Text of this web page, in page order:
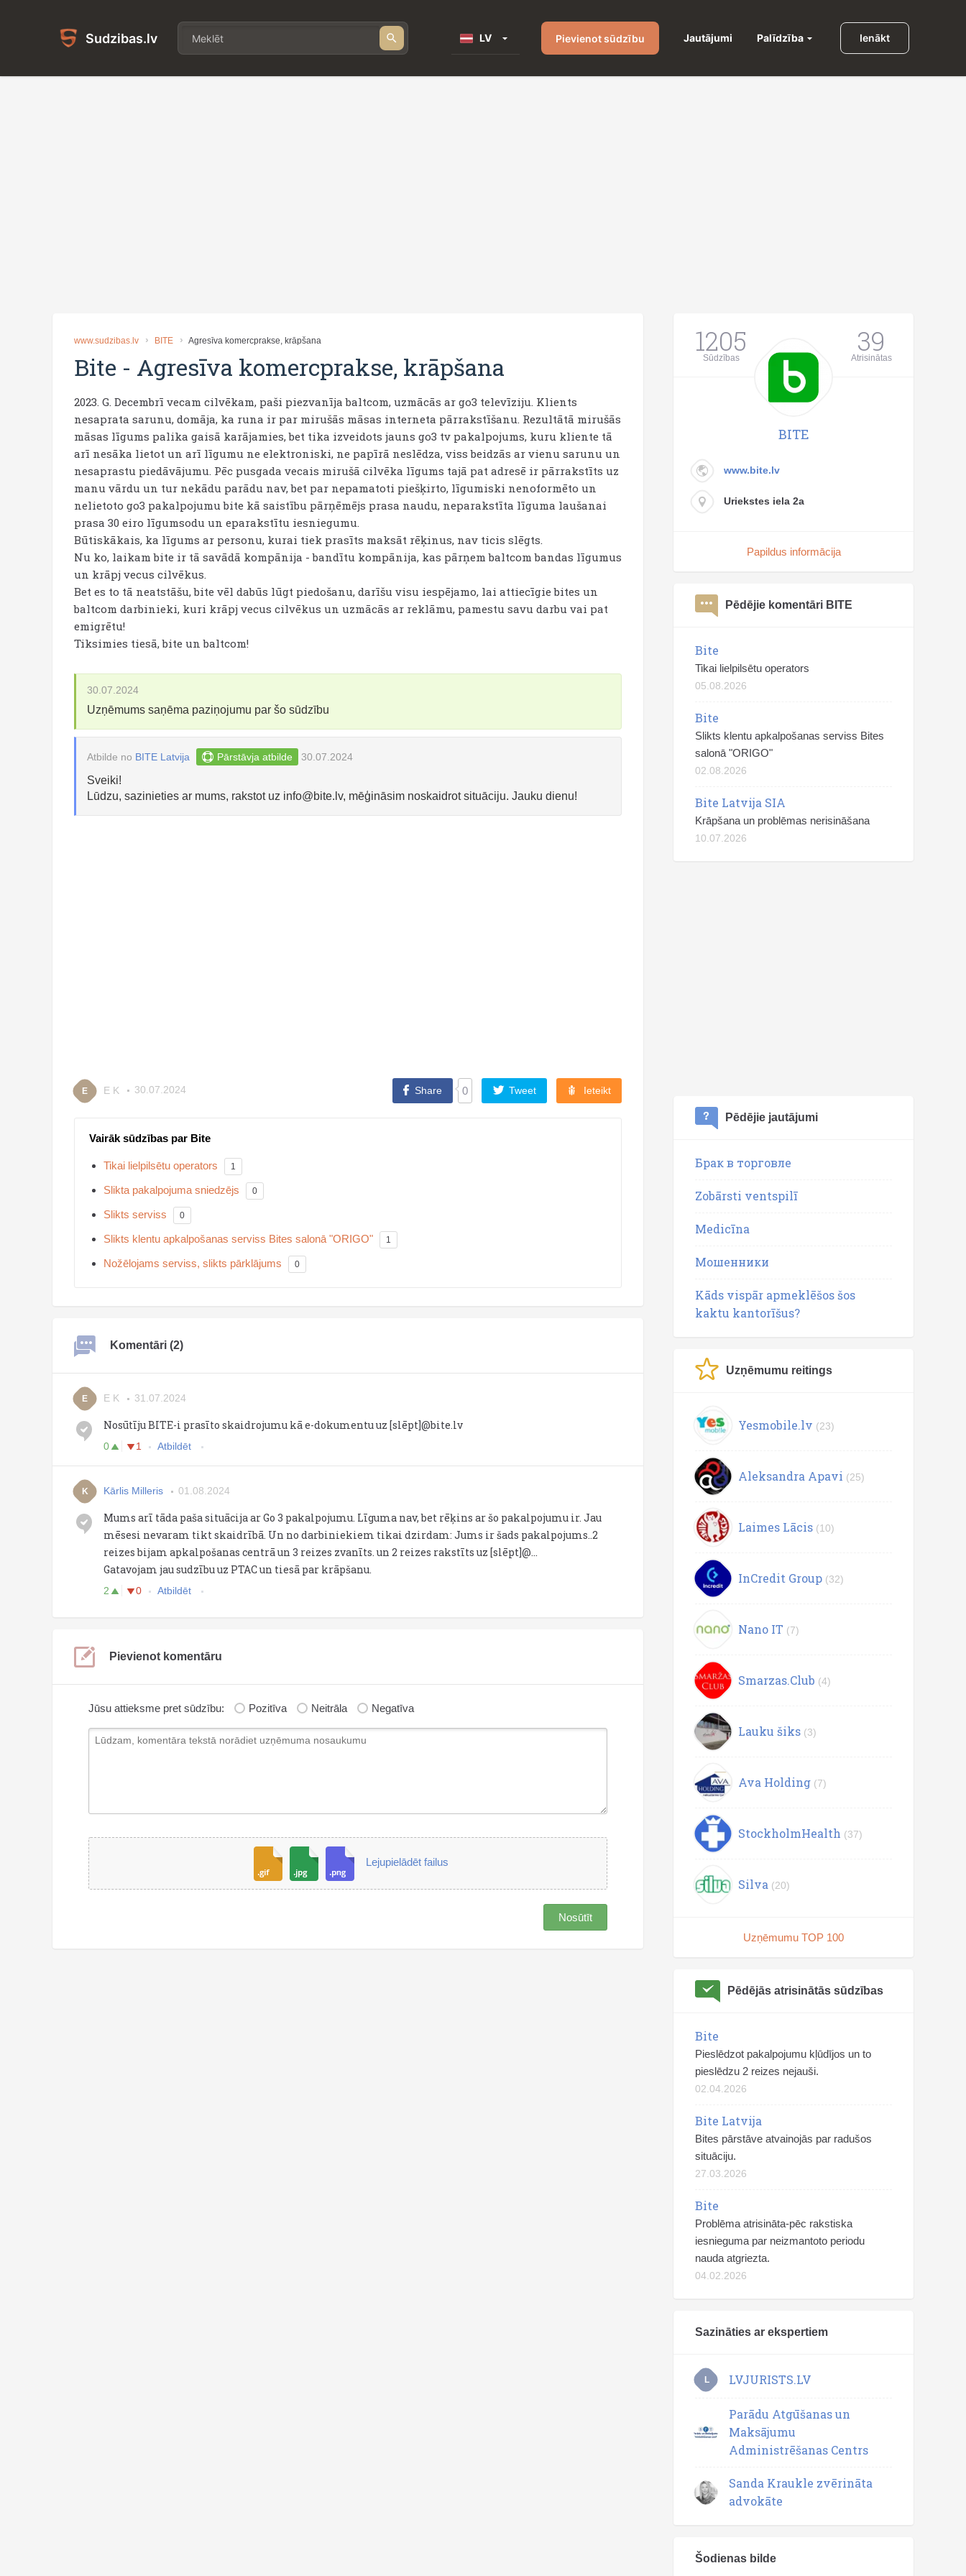
Sudzibas.lv LV Pievienot sūdzību Jautājumi Palīdzība Ienākt
www.sudzibas.lv BITE Agresīva komercprakse, krāpšana
Bite - Agresīva komercprakse, krāpšana
2023. G. Decembrī vecam cilvēkam, paši piezvanīja baltcom, uzmācās ar go3 televīziju. Klients
nesaprata sarunu, domāja, ka runa ir par mirušās māsas interneta pārrakstīšanu. Rezultātā mirušās
māsas līgums palika gaisā karājamies, bet tika izveidots jauns go3 tv pakalpojums, kuru kliente tā
arī nesāka lietot un arī līgumu ne elektroniski, ne papīrā neslēdza, viss beidzās ar vienu sarunu un
nesaprastu piedāvājumu. Pēc pusgada vecais mirušā cilvēka līgums tajā pat adresē ir pārrakstīts uz
manu vārdu un tur nekādu parādu nav, bet par nepamatoti piešķirto, līgumiski nenoformēto un
nelietoto go3 pakalpojumu bite kā saistību pārņēmējs prasa naudu, neparakstīta līguma laušanai
prasa 30 eiro līgumsodu un eparakstītu iesniegumu.
Būtiskākais, ka līgums ar personu, kurai tiek prasīts maksāt rēķinus, nav ticis slēgts.
Nu ko, laikam bite ir tā savādā kompānija - bandītu kompānija, kas pārņem baltcom bandas līgumus
un krāpj vecus cilvēkus.
Bet es to tā neatstāšu, bite vēl dabūs lūgt piedošanu, darīšu visu iespējamo, lai attiecīgie bites un
baltcom darbinieki, kuri krāpj vecus cilvēkus un uzmācās ar reklāmu, pamestu savu darbu vai pat
emigrētu!
Tiksimies tiesā, bite un baltcom!
30.07.2024
Uzņēmums saņēma paziņojumu par šo sūdzību
Atbilde no BITE Latvija Pārstāvja atbilde 30.07.2024
Sveiki!
Lūdzu, sazinieties ar mums, rakstot uz info@bite.lv, mēģināsim noskaidrot situāciju. Jauku dienu!
E E K 30.07.2024 Share 0 Tweet Ieteikt
Vairāk sūdzības par Bite
Tikai lielpilsētu operators 1
Slikta pakalpojuma sniedzējs 0
Slikts serviss 0
Slikts klentu apkalpošanas serviss Bites salonā "ORIGO" 1
Nožēlojams serviss, slikts pārklājums 0
Komentāri (2)
E E K 31.07.2024
Nosūtīju BITE-i prasīto skaidrojumu kā e-dokumentu uz [slēpt]@bite.lv
0 1 Atbildēt
K Kārlis Milleris 01.08.2024
Mums arī tāda paša situācija ar Go 3 pakalpojumu. Līguma nav, bet rēķins ar šo pakalpojumu ir. Jau
mēsesi nevaram tikt skaidrībā. Un no darbiniekiem tikai dzirdam: Jums ir šads pakalpojums..2
reizes bijam apkalpošanas centrā un 3 reizes zvanīts. un 2 reizes rakstīts uz [slēpt]@...
Gatavojam jau sudzību uz PTAC un tiesā par krāpšanu.
2 0 Atbildēt
Pievienot komentāru
Jūsu attieksme pret sūdzību: Pozitīva Neitrāla Negatīva
Lejupielādēt failus
Nosūtīt
1205
Sūdzības 39
Atrisinātas
BITE
www.bite.lv
Uriekstes iela 2a
Papildus informācija
Pēdējie komentāri BITE
Bite
Tikai lielpilsētu operators
05.08.2026
Bite
Slikts klentu apkalpošanas serviss Bites
salonā "ORIGO"
02.08.2026
Bite Latvija SIA
Krāpšana un problēmas nerisināšana
10.07.2026
Pēdējie jautājumi
Брак в торговле
Zobārsti ventspilī
Medicīna
Мошенники
Kāds vispār apmeklēšos šos
kaktu kantorīšus?
Uzņēmumu reitings
Yesmobile.lv (23)
Aleksandra Apavi (25)
Laimes Lācis (10)
InCredit Group (32)
Nano IT (7)
Smarzas.Club (4)
Lauku šiks (3)
Ava Holding (7)
StockholmHealth (37)
Silva (20)
Uzņēmumu TOP 100
Pēdējās atrisinātās sūdzības
Bite
Pieslēdzot pakalpojumu kļūdījos un to
pieslēdzu 2 reizes nejauši.
02.04.2026
Bite Latvija
Bites pārstāve atvainojās par radušos
situāciju.
27.03.2026
Bite
Problēma atrisināta-pēc rakstiska
iesnieguma par neizmantoto periodu
nauda atgriezta.
04.02.2026
Sazināties ar ekspertiem
L LVJURISTS.LV
Parādu Atgūšanas un
Maksājumu
Administrēšanas Centrs
Sanda Kraukle zvērināta
advokāte
Šodienas bilde